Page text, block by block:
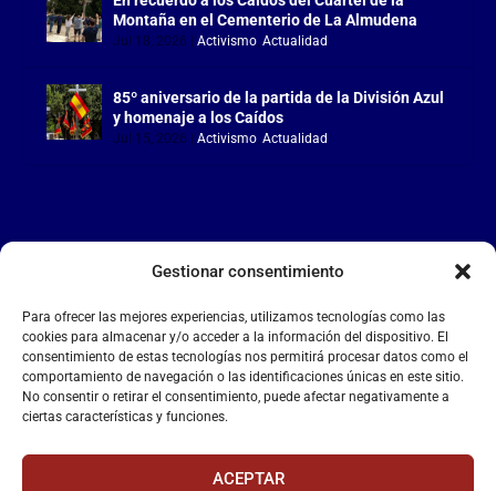
Gestionar consentimiento
Para ofrecer las mejores experiencias, utilizamos tecnologías como las
cookies para almacenar y/o acceder a la información del dispositivo. El
consentimiento de estas tecnologías nos permitirá procesar datos como el
comportamiento de navegación o las identificaciones únicas en este sitio.
No consentir o retirar el consentimiento, puede afectar negativamente a
ciertas características y funciones.
ACEPTAR
Montaña en el Cementerio de La Almudena
Jul 18, 2026 |Activismo,Actualidad
85º aniversario de la partida de la División Azul
y homenaje a los Caídos
Jul 15, 2026 |Activismo,Actualidad
LA FALANGE
Reproductor
de
vídeo